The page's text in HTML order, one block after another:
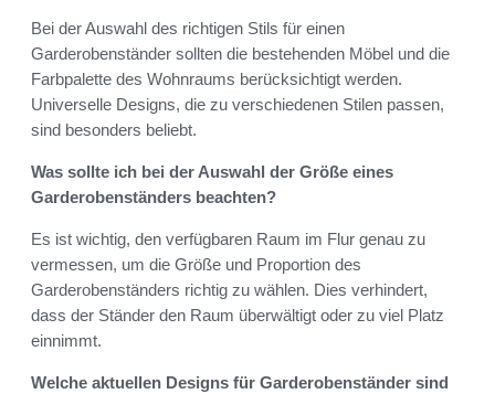
Bei der Auswahl des richtigen Stils für einen
Garderobenständer sollten die bestehenden Möbel und die
Farbpalette des Wohnraums berücksichtigt werden.
Universelle Designs, die zu verschiedenen Stilen passen,
sind besonders beliebt.
Was sollte ich bei der Auswahl der Größe eines
Garderobenständers beachten?
Es ist wichtig, den verfügbaren Raum im Flur genau zu
vermessen, um die Größe und Proportion des
Garderobenständers richtig zu wählen. Dies verhindert,
dass der Ständer den Raum überwältigt oder zu viel Platz
einnimmt.
Welche aktuellen Designs für Garderobenständer sind